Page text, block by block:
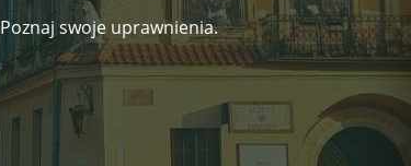
Poznaj swoje uprawnienia.